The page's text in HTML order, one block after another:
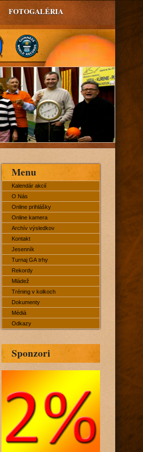
FOTOGALÉRIA
Menu
Kalendár akcií
O Nás
Online prihlášky
Online kamera
Archív výsledkov
Kontakt
Jesenník
Turnaj GA trhy
Rekordy
Mládež
Tréning v kolkoch
Dokumenty
Médiá
Odkazy
Sponzori